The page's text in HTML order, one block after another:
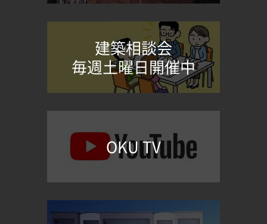
建築相談会
毎週土曜日開催中
OKU TV